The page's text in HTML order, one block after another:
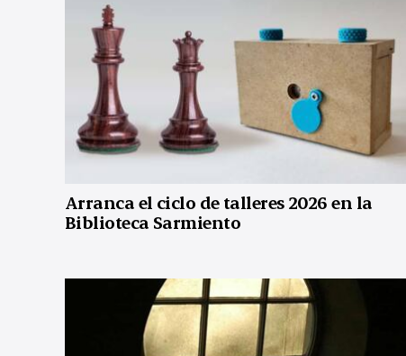
Arranca el ciclo de talleres 2026 en la
Biblioteca Sarmiento